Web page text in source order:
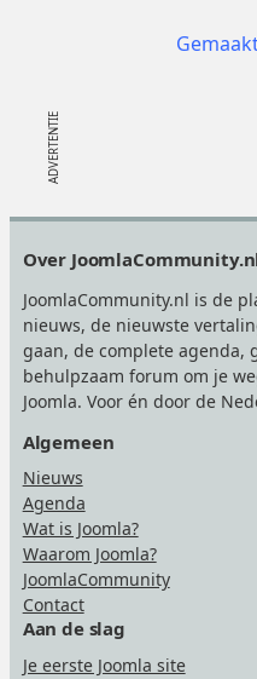
Over
JoomlaCommunity.nl is de
nieuws, de nieuwste
gaan, de complete agenda,
behulpzaam forum om je
Joomla. Voor én door de
Algemeen
Nieuws
Agenda
Wat is Joomla?
Waarom Joomla?
JoomlaCommunity
Contact
Aan de slag
Je eerste Joomla site